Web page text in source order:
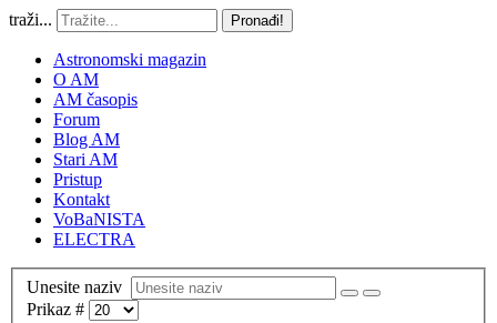
traži... Pronađi!
Astronomski magazin
O AM
AM časopis
Forum
Blog AM
Stari AM
Pristup
Kontakt
VoBaNISTA
ELECTRA
Unesite naziv
Prikaz #